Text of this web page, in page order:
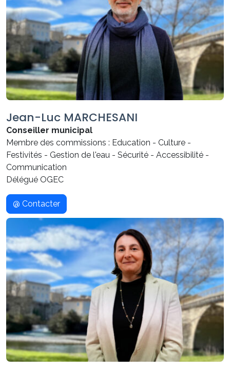
Jean-Luc MARCHESANI
Conseiller municipal
Membre des commissions : Education - Culture -
Festivités - Gestion de l'eau - Sécurité - Accessibilité -
Communication
Délégué OGEC
@ Contacter